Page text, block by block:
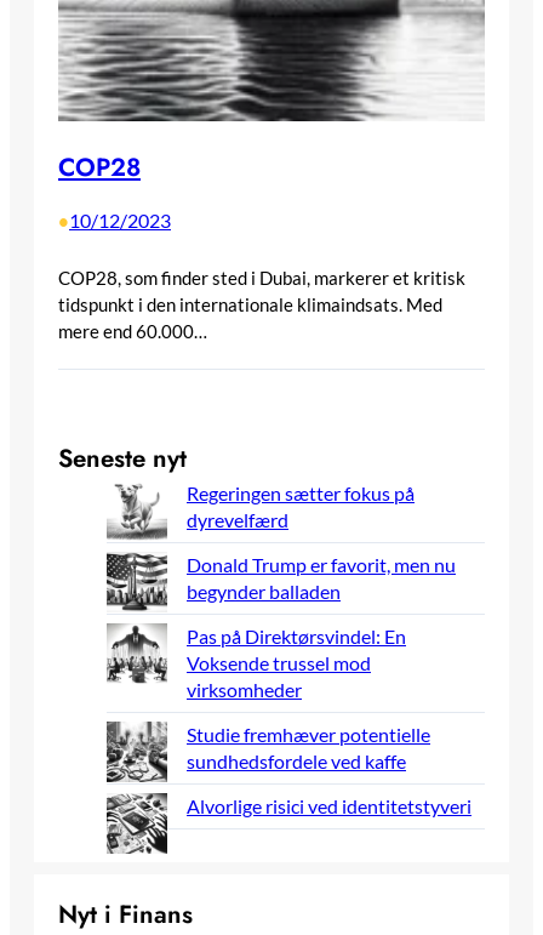
COP28
•10/12/2023
COP28, som finder sted i Dubai, markerer et kritisk
tidspunkt i den internationale klimaindsats. Med
mere end 60.000…
Seneste nyt
Regeringen sætter fokus på
dyrevelfærd
Donald Trump er favorit, men nu
begynder balladen
Pas på Direktørsvindel: En
Voksende trussel mod
virksomheder
Studie fremhæver potentielle
sundhedsfordele ved kaffe
Alvorlige risici ved identitetstyveri
Nyt i Finans